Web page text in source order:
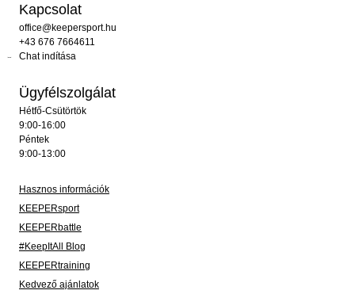
Kapcsolat
office@keepersport.hu
+43 676 7664611
Chat indítása
Ügyfélszolgálat
Hétfő-Csütörtök
9:00-16:00
Péntek
9:00-13:00
Hasznos információk
KEEPERsport
KEEPERbattle
#KeepItAll Blog
KEEPERtraining
Kedvező ajánlatok